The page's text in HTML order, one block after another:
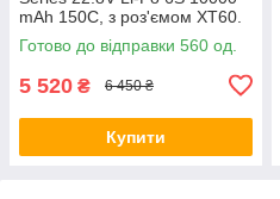
mAh 150C, з роз'ємом XT60.
Для квадрокоптерів, літаків та
інших RC-моделей
Готово до відправки 560 од.
5 520 ₴ 6 450 ₴
Купити